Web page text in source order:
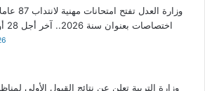
وزارة العدل
اختصاصات بعنوان سنة 2026.. آخر أجل 28 أوت 2026
وزارة التربية تعلن عن نتائج القبول الأولي